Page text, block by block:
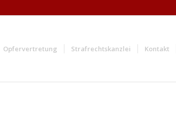
Opfervertretung Strafrechtskanzlei Kontakt